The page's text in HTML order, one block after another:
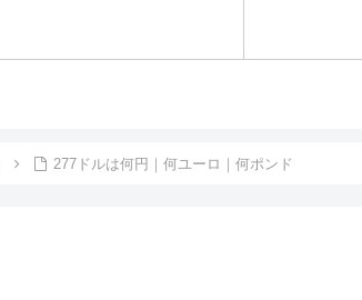
277ドルは何円｜何ユーロ｜何ポンド